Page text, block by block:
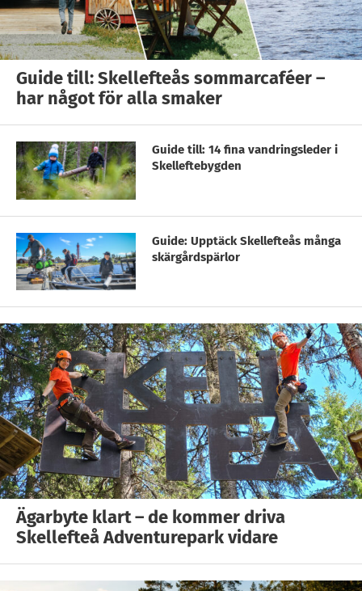
Guide till: Skellefteås sommarcaféer –
har något för alla smaker
Guide till: 14 fina vandringsleder i
Skelleftebygden
Guide: Upptäck Skellefteås många
skärgårdspärlor
Ägarbyte klart – de kommer driva
Skellefteå Adventurepark vidare